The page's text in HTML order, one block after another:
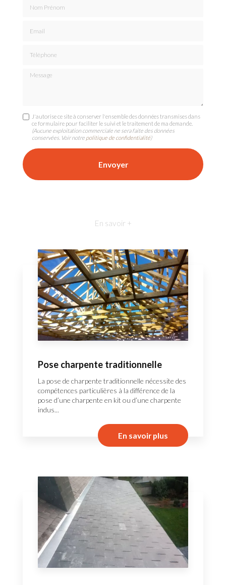
Message
J'autorise ce site à conserver l'ensemble des données transmises dans
ce formulaire pour faciliter le suivi et le traitement de ma demande.
(Aucune exploitation commerciale ne sera faite des données
conservées. Voir notre politique de confidentialité)
En savoir +
Pose charpente traditionnelle
La pose de charpente traditionnelle nécessite des
compétences particulières à la différence de la
pose d’une charpente en kit ou d’une charpente
indus...
En savoir plus